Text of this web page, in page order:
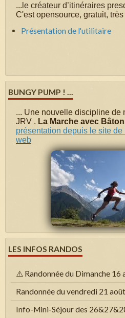
... le créateur d’itinéraires
C'est opensource, gratuit,
Présentation de l'utilitaire
BUNGY PUMP ! ...
... Une nouvelle discipline de
JRV . La Marche avec
présentation depuis le site de
web
LES INFOS RANDOS
⚠️ Randonnée du Dimanche 16
Randonnée du vendredi 21
Info-Mini-Séjour des